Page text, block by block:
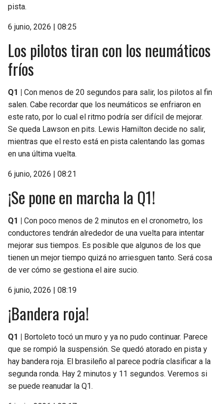
pista.
6 junio, 2026 | 08:25
Los pilotos tiran con los neumáticos
fríos
Q1 |
Con menos de 20 segundos para salir, los pilotos al fin
salen. Cabe recordar que los neumáticos se enfriaron en
este rato, por lo cual el ritmo podría ser difícil de mejorar.
Se queda Lawson en pits. Lewis Hamilton decide no salir,
mientras que el resto está en pista calentando las gomas
en una última vuelta.
6 junio, 2026 | 08:21
¡Se pone en marcha la Q1!
Q1 |
Con poco menos de 2 minutos en el cronometro, los
conductores tendrán alrededor de una vuelta para intentar
mejorar sus tiempos. Es posible que algunos de los que
tienen un mejor tiempo quizá no arriesguen tanto. Será cosa
de ver cómo se gestiona el aire sucio.
6 junio, 2026 | 08:19
¡Bandera roja!
Q1 |
Bortoleto tocó un muro y ya no pudo continuar. Parece
que se rompió la suspensión. Se quedó atorado en pista y
hay bandera roja. El brasileño al parece podría clasificar a la
segunda ronda. Hay 2 minutos y 11 segundos. Veremos si
se puede reanudar la Q1.